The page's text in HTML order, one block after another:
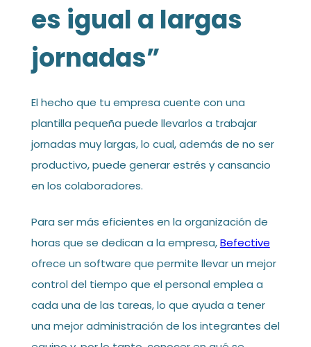
es igual a largas
jornadas”
El hecho que tu empresa cuente con una
plantilla pequeña puede llevarlos a trabajar
jornadas muy largas, lo cual, además de no ser
productivo, puede generar estrés y cansancio
en los colaboradores.
Para ser más eficientes en la organización de
horas que se dedican a la empresa,Befective
ofrece un software que permite llevar un mejor
control del tiempo que el personal emplea a
cada una de las tareas, lo que ayuda a tener
una mejor administración de los integrantes del